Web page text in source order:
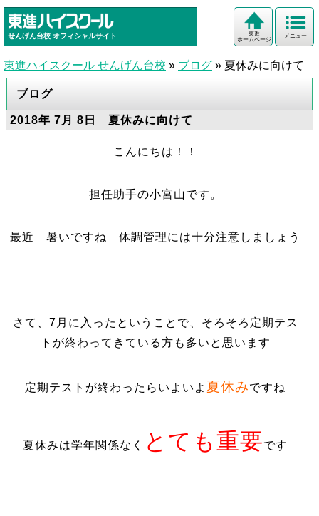
せんげん台校 オフィシャルサイト メニュー
東進
ホームページ
東進ハイスクール せんげん台校 » ブログ » 夏休みに向けて
ブログ
2018年 7月 8日 夏休みに向けて
こんにちは！！
担任助手の小宮山です。
最近 暑いですね 体調管理には十分注意しましょう
さて、7月に入ったということで、そろそろ定期テス
トが終わってきている方も多いと思います
定期テストが終わったらいよいよ 夏休みですね
夏休みは学年関係なく とても重要です